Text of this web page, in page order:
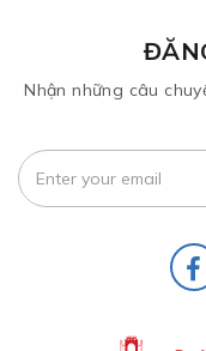
Nhận những câu